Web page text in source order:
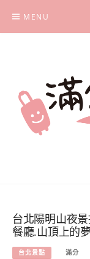
content
MENU
台北陽明山夜
餐廳.山頂上的
台北景點 滿分